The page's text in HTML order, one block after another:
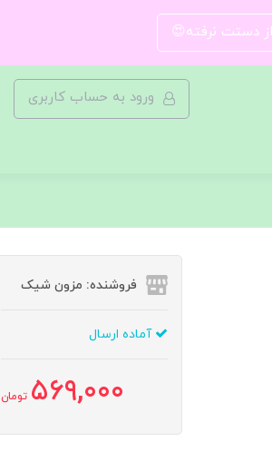
از دستت نرفته😍
ورود به حساب کاربری
فروشنده: مزون شیک
آماده ارسال
569,000 تومان